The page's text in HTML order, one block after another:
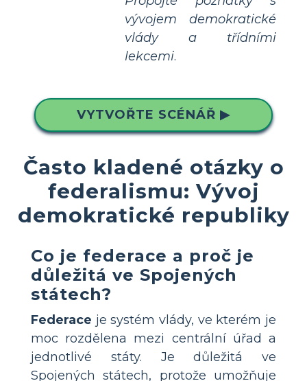
vývojem demokratické
vlády a třídními
lekcemi.
VYTVOŘTE SCÉNÁŘ ▶
Často kladené otázky o
federalismu: Vývoj
demokratické republiky
Co je federace a proč je
důležitá ve Spojených
státech?
Federace je systém vlády, ve kterém je
moc rozdělena mezi centrální úřad a
jednotlivé státy. Je důležitá ve
Spojených státech, protože umožňuje